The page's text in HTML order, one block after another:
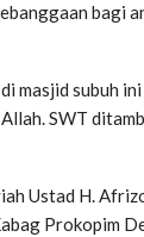
bagi
masjid subuh
SWT
Ustad H.
Prokopim